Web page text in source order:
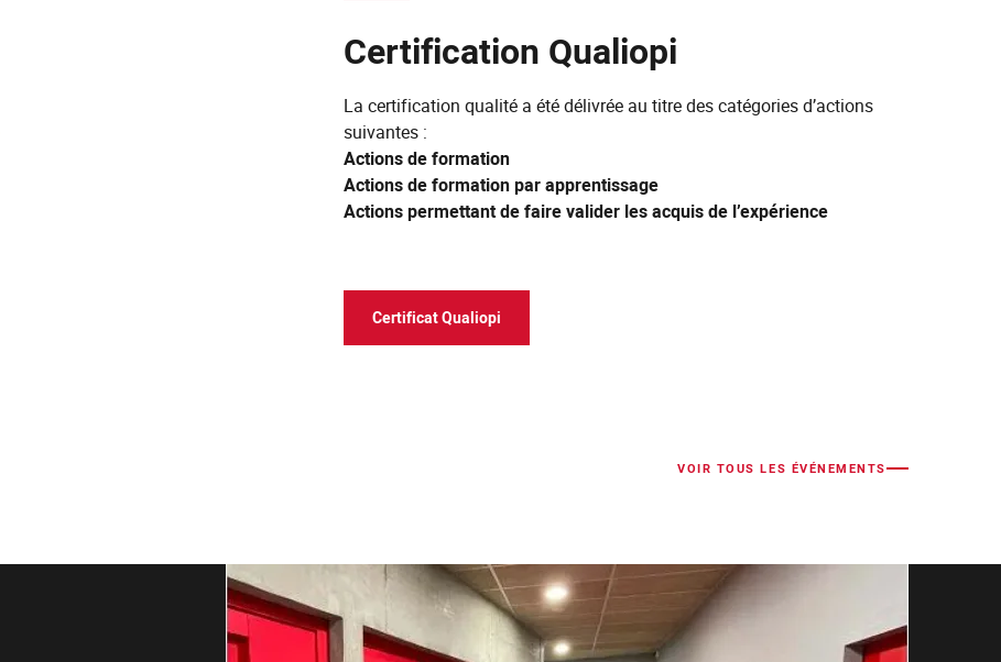
Certification Qualiopi
La certification qualité a été délivrée au titre des catégories d’actions
suivantes :
Actions de formation
Actions de formation par apprentissage
Actions permettant de faire valider les acquis de l’expérience
Certificat Qualiopi
VOIR TOUS LES ÉVÉNEMENTS